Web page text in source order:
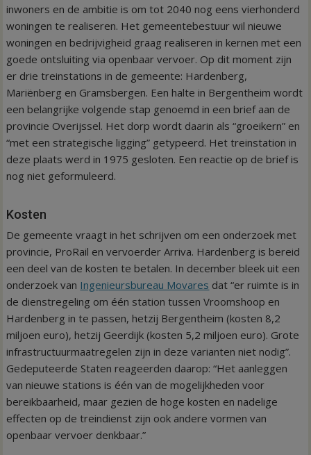
inwoners en de ambitie is om tot 2040 nog eens vierhonderd
woningen te realiseren. Het gemeentebestuur wil nieuwe
woningen en bedrijvigheid graag realiseren in kernen met een
goede ontsluiting via openbaar vervoer. Op dit moment zijn
er drie treinstations in de gemeente: Hardenberg,
Mariënberg en Gramsbergen. Een halte in Bergentheim wordt
een belangrijke volgende stap genoemd in een brief aan de
provincie Overijssel. Het dorp wordt daarin als “groeikern” en
“met een strategische ligging” getypeerd. Het treinstation in
deze plaats werd in 1975 gesloten. Een reactie op de brief is
nog niet geformuleerd.
Kosten
De gemeente vraagt in het schrijven om een onderzoek met
provincie, ProRail en vervoerder Arriva. Hardenberg is bereid
een deel van de kosten te betalen. In december bleek uit een
onderzoek van Ingenieursbureau Movares dat “er ruimte is in
de dienstregeling om één station tussen Vroomshoop en
Hardenberg in te passen, hetzij Bergentheim (kosten 8,2
miljoen euro), hetzij Geerdijk (kosten 5,2 miljoen euro). Grote
infrastructuurmaatregelen zijn in deze varianten niet nodig”.
Gedeputeerde Staten reageerden daarop: “Het aanleggen
van nieuwe stations is één van de mogelijkheden voor
bereikbaarheid, maar gezien de hoge kosten en nadelige
effecten op de treindienst zijn ook andere vormen van
openbaar vervoer denkbaar.”